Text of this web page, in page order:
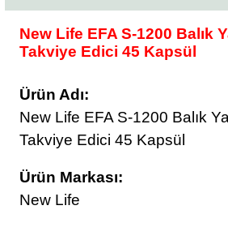
New Life EFA S-1200 Balık
Takviye Edici 45 Kapsül
Ürün Adı:
New Life EFA S-1200 Balık
Takviye Edici 45 Kapsül
Ürün Markası:
New Life